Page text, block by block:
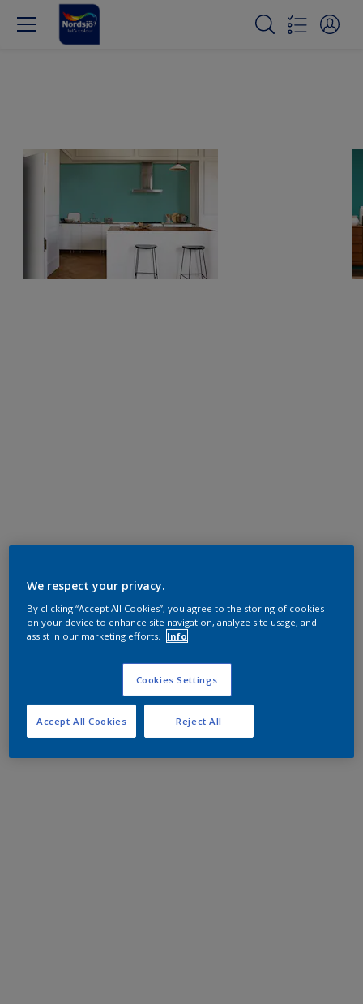
We respect your privacy.
By clicking “Accept All Cookies”, you agree to the storing of cookies
on your device to enhance site navigation, analyze site usage, and
assist in our marketing efforts.
Info
Cookies Settings
Reject All
Accept All Cookies